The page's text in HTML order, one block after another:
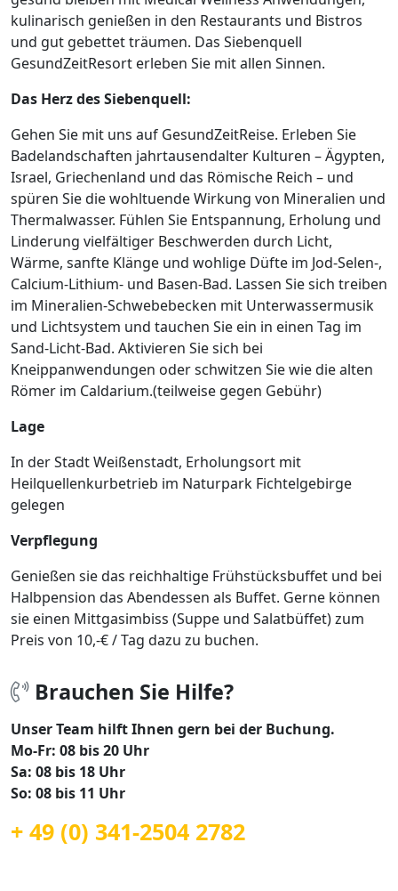
kulinarisch genießen in den Restaurants und Bistros
und gut gebettet träumen. Das Siebenquell
GesundZeitResort erleben Sie mit allen Sinnen.
Das Herz des Siebenquell:
Gehen Sie mit uns auf GesundZeitReise. Erleben Sie
Badelandschaften jahrtausendalter Kulturen – Ägypten,
Israel, Griechenland und das Römische Reich – und
spüren Sie die wohltuende Wirkung von Mineralien und
Thermalwasser. Fühlen Sie Entspannung, Erholung und
Linderung vielfältiger Beschwerden durch Licht,
Wärme, sanfte Klänge und wohlige Düfte im Jod-Selen-,
Calcium-Lithium- und Basen-Bad. Lassen Sie sich treiben
im Mineralien-Schwebebecken mit Unterwassermusik
und Lichtsystem und tauchen Sie ein in einen Tag im
Sand-Licht-Bad. Aktivieren Sie sich bei
Kneippanwendungen oder schwitzen Sie wie die alten
Römer im Caldarium.(teilweise gegen Gebühr)
Lage
In der Stadt Weißenstadt, Erholungsort mit
Heilquellenkurbetrieb im Naturpark Fichtelgebirge
gelegen
Verpflegung
Genießen sie das reichhaltige Frühstücksbuffet und bei
Halbpension das Abendessen als Buffet. Gerne können
sie einen Mittgasimbiss (Suppe und Salatbüffet) zum
Preis von 10,-€ / Tag dazu zu buchen.
Brauchen Sie Hilfe?
Unser Team hilft Ihnen gern bei der Buchung.
Mo-Fr: 08 bis 20 Uhr
Sa: 08 bis 18 Uhr
So: 08 bis 11 Uhr
+ 49 (0) 341-2504 2782